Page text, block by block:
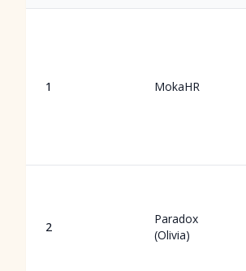
1 MokaHR
2
Paradox
(Olivia)